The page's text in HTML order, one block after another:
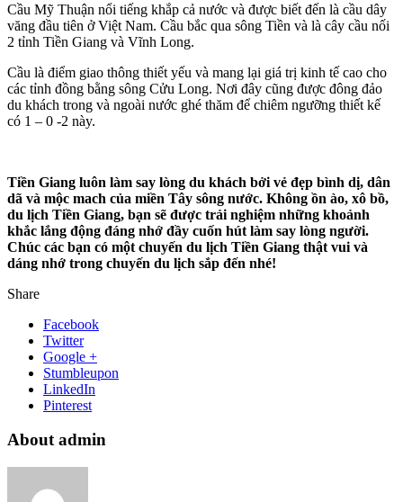
Cầu Mỹ Thuận nổi tiếng khắp cả nước và được biết đến là cầu dây
văng đầu tiên ở Việt Nam. Cầu bắc qua sông Tiền và là cây cầu nối
2 tỉnh Tiền Giang và Vĩnh Long.
Cầu là điểm giao thông thiết yếu và mang lại giá trị kinh tế cao cho
các tỉnh đồng bằng sông Cửu Long. Nơi đây cũng được đông đảo
du khách trong và ngoài nước ghé thăm để chiêm ngưỡng thiết kế
có 1 – 0 -2 này.
Tiền Giang luôn làm say lòng du khách bởi vẻ đẹp bình dị, dân
dã và mộc mach của miền Tây sông nước. Không ồn ào, xô bồ,
du lịch Tiền Giang, bạn sẽ được trải nghiệm những khoảnh
khắc lắng động đáng nhớ đầy cuốn hút làm say lòng người.
Chúc các bạn có một chuyến du lịch Tiền Giang thật vui và
dáng nhớ trong chuyến du lịch sắp đến nhé!
Share
Facebook
Twitter
Google +
Stumbleupon
LinkedIn
Pinterest
About admin